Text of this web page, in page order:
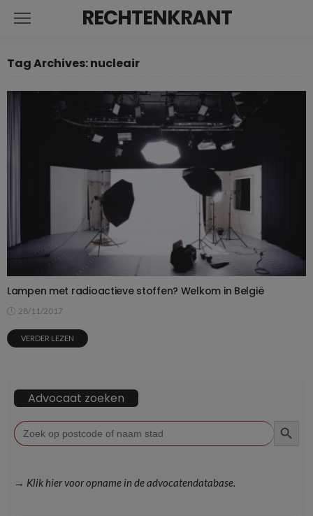
RECHTENKRANT
Tag Archives: nucleair
Lampen met radioactieve stoffen? Welkom in België
28/11/2017
VERDER LEZEN
Advocaat zoeken
Zoek
naar:
→ Klik hier voor opname in de advocatendatabase.